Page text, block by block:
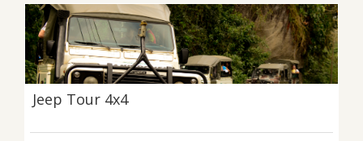
Jeep Tour 4x4